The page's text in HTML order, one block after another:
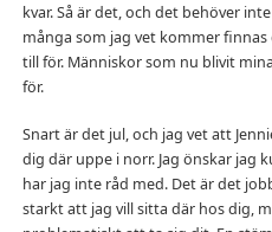
kvar. Så är det, och det behöver
många som jag vet kommer
till för. Människor som nu blivit
för.
Snart är det jul, och jag vet att
dig där uppe i norr. Jag önskar jag
har jag inte råd med. Det är det
starkt att jag vill sitta där hos dig,